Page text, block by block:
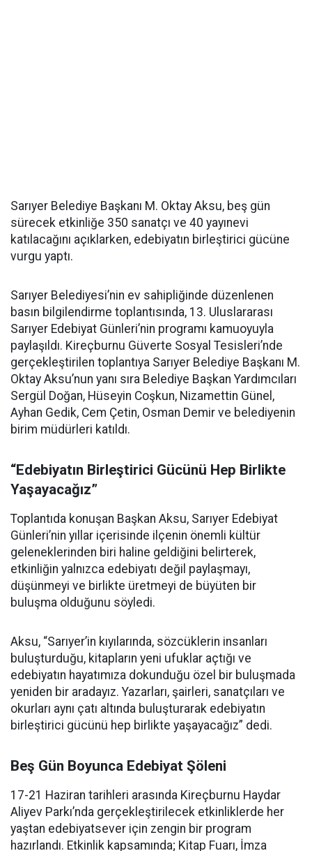
Sarıyer Belediye Başkanı M. Oktay Aksu, beş gün
sürecek etkinliğe 350 sanatçı ve 40 yayınevi
katılacağını açıklarken, edebiyatın birleştirici gücüne
vurgu yaptı.
Sarıyer Belediyesi’nin ev sahipliğinde düzenlenen
basın bilgilendirme toplantısında, 13. Uluslararası
Sarıyer Edebiyat Günleri’nin programı kamuoyuyla
paylaşıldı. Kireçburnu Güverte Sosyal Tesisleri’nde
gerçekleştirilen toplantıya Sarıyer Belediye Başkanı M.
Oktay Aksu’nun yanı sıra Belediye Başkan Yardımcıları
Sergül Doğan, Hüseyin Coşkun, Nizamettin Günel,
Ayhan Gedik, Cem Çetin, Osman Demir ve belediyenin
birim müdürleri katıldı.
“Edebiyatın Birleştirici Gücünü Hep Birlikte
Yaşayacağız”
Toplantıda konuşan Başkan Aksu, Sarıyer Edebiyat
Günleri’nin yıllar içerisinde ilçenin önemli kültür
geleneklerinden biri haline geldiğini belirterek,
etkinliğin yalnızca edebiyatı değil paylaşmayı,
düşünmeyi ve birlikte üretmeyi de büyüten bir
buluşma olduğunu söyledi.
Aksu, “Sarıyer’in kıyılarında, sözcüklerin insanları
buluşturduğu, kitapların yeni ufuklar açtığı ve
edebiyatın hayatımıza dokunduğu özel bir buluşmada
yeniden bir aradayız. Yazarları, şairleri, sanatçıları ve
okurları aynı çatı altında buluşturarak edebiyatın
birleştirici gücünü hep birlikte yaşayacağız” dedi.
Beş Gün Boyunca Edebiyat Şöleni
17-21 Haziran tarihleri arasında Kireçburnu Haydar
Aliyev Parkı’nda gerçekleştirilecek etkinliklerde her
yaştan edebiyatsever için zengin bir program
hazırlandı. Etkinlik kapsamında; Kitap Fuarı, İmza